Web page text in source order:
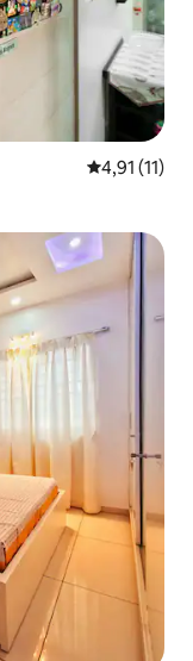
4,91 de uma
4,91 (11)